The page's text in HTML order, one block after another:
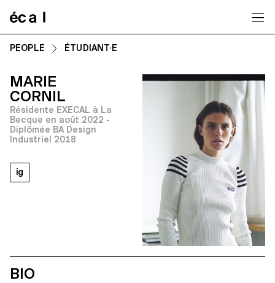
PEOPLE ÉTUDIANT·E
MARIE
CORNIL
Résidente EXECAL à La
Becque en août 2022 -
Diplômée BA Design
Industriel 2018
ig
BIO